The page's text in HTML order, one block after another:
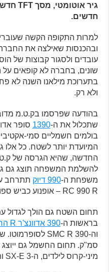
חדשים.
למרות התקופה הקשה
ובהכנסות שאילצה את
עובדים ולסגור קבוצות של
שונים, בחברה לא קופאים על
בתערוכת מילאנו השנה לא
ולא רק.
שתכלול את ה-1390
המיועדת יותר לשטח. כל אלו
החדשה, שהיא הגרסה של
משפחת ה-990 דיוק
RC 990 R – אופנוע כביש ספורטיבי.
בראשות ה-390 אדוונצ'ר R החדש
סמ"ק. תחום החשמל גם ייוצג
מיני-קרוס לילדים, ה-SX-E 3 וה-